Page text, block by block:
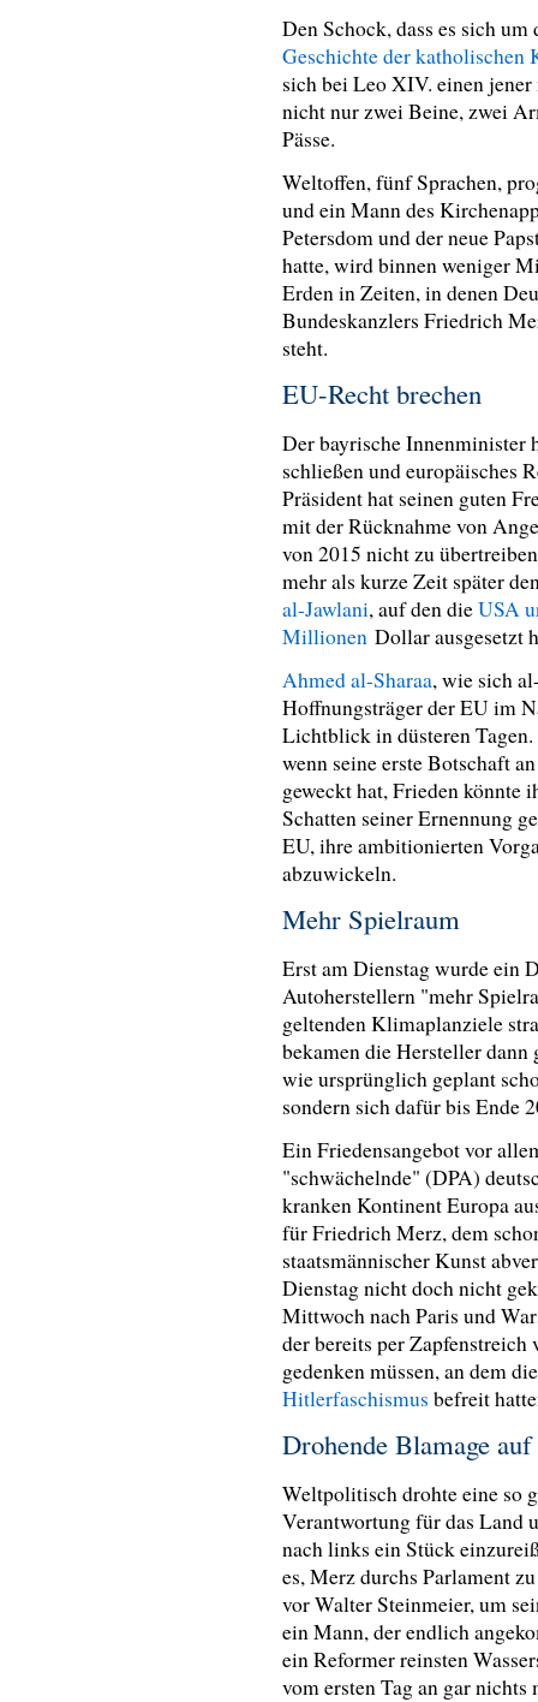
Den Schock, dass es sich um
Geschichte der
sich bei Leo XIV. einen
nicht nur zwei Beine, zwei
Pässe.
Weltoffen, fünf Sprachen,
und ein Mann des
Petersdom und der neue
hatte, wird binnen weniger
Erden in Zeiten, in denen
Bundeskanzlers Friedrich
steht.
EU-Recht brechen
Der bayrische Innenminister
schließen und europäisches
Präsident hat seinen guten
mit der Rücknahme von
von 2015 nicht zu
mehr als kurze Zeit später
al-Jawlani, auf den dieUSA
Millionen Dollar ausgesetzt
Ahmed al-Sharaa, wie sich
Hoffnungsträger der EU im
Lichtblick in düsteren
wenn seine erste Botschaft
geweckt hat, Frieden
Schatten seiner Ernennung
EU, ihre ambitionierten
abzuwickeln.
Mehr Spielraum
Erst am Dienstag wurde ein
Autoherstellern "mehr
geltenden Klimaplanziele
bekamen die Hersteller
wie ursprünglich geplant
sondern sich dafür bis Ende
Ein Friedensangebot vor
"schwächelnde" (DPA)
kranken Kontinent Europa
für Friedrich Merz, dem
staatsmännischer Kunst
Dienstag nicht doch nicht
Mittwoch nach Paris und
der bereits per Zapfenstreich
gedenken müssen, an dem
Hitlerfaschismus befreit
Drohende Blamage
Weltpolitisch drohte eine so
Verantwortung für das Land
nach links ein Stück
es, Merz durchs Parlament
vor Walter Steinmeier, um
ein Mann, der endlich
ein Reformer reinsten
vom ersten Tag an gar nichts